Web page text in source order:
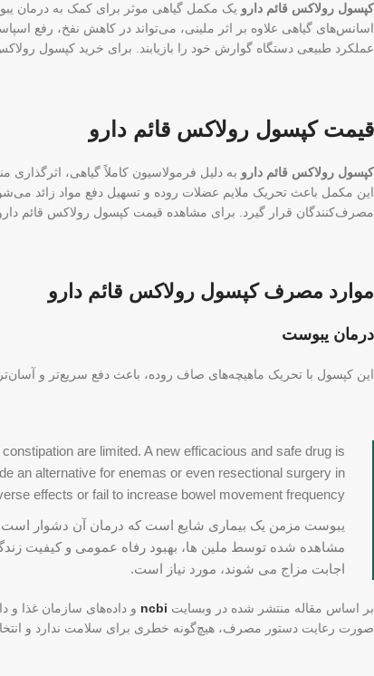
کپسول رولاکس قائم دارو یک مکمل گیاهی موثر برای کمک به درمان
اسانس‌های گیاهی علاوه بر اثر ملینی، می‌تواند در کاهش نفخ، رفع
عملکرد طبیعی دستگاه گوارش خود را بازیابند. برای خرید کپسول رولاکس قائم دارو 30 عددی با اطمینان از اصالت کالا و دریافت این
قیمت کپسول رولاکس قائم دارو
کپسول رولاکس قائم دارو به دلیل فرمولاسیون کاملاً گیاهی،
این مکمل باعث تحریک ملایم عضلات روده و تسهیل دفع مواد زائد
مصرف‌کنندگان قرار گیرد. برای مشاهده قیمت کپسول رولاکس قائم دارو 30 عددی و همچنین دریافت اطلاعات کامل درباره مشخصات و نحوه مصرف آن، داروخانه آنلاین بگوسیب را انتخاب
موارد مصرف کپسول رولاکس قائم دارو
درمان یبوست
این کپسول با تحریک ماهیچه‌های صاف روده، باعث دفع سریع‌تر و
are limited. A new efficacious and safe drug is
an alternative for enemas or even resectional surgery in
effects or fail to increase bowel movement frequency.
یبوست مزمن یک بیماری شایع است که درمان آن دشوار است.
مشاهده شده توسط ملین ها، بهبود رفاه عمومی و کیفیت
اجابت مزاج می شوند، مورد نیاز است.
بر اساس مقاله منتشر شده در وبسایت ncbi
صورت رعایت دستور مصرف، هیچ‌گونه خطری برای سلامت ندارد و